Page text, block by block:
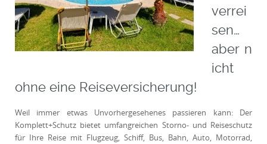
verrei
sen…
aber n
icht
ohne eine Reiseversicherung!
Weil immer etwas Unvorhergesehenes passieren kann: Der
Komplett+Schutz bietet umfangreichen Storno- und Reiseschutz
für Ihre Reise mit Flugzeug, Schiff, Bus, Bahn, Auto, Motorrad,